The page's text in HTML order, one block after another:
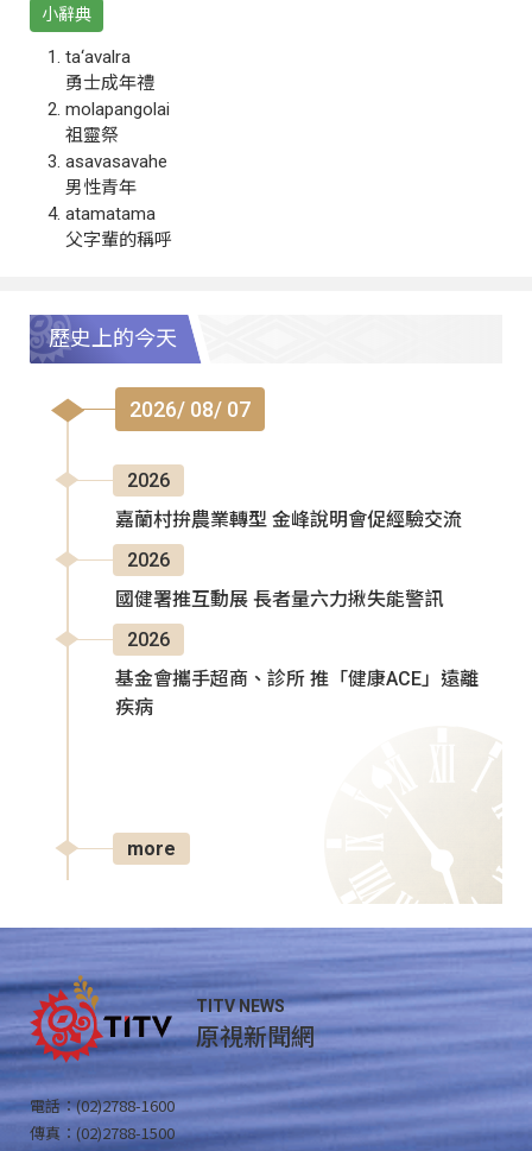
小辭典
ta‘avalra
勇士成年禮
molapangolai
祖靈祭
asavasavahe
男性青年
atamatama
父字輩的稱呼
歷史上的今天
2026/ 08/ 07
2026
嘉蘭村拚農業轉型 金峰說明會促經驗交流
2026
國健署推互動展 長者量六力揪失能警訊
2026
基金會攜手超商、診所 推「健康ACE」遠離
疾病
more
TITV NEWS
原視新聞網
電話：(02)2788-1600
傳真：(02)2788-1500